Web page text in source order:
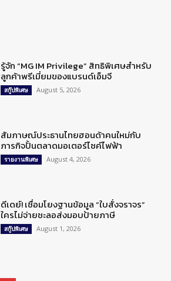
รู้จัก “MG IM Privilege” สิทธิพิเศษสำหรับ
ลูกค้าพรีเมี่ยมของแบรนด์เอ็มจี
สกู๊ปพิเศษ August 5, 2026
สัมภาษณ์ประธานไทยฮอนด้าคนใหม่กับ
ภารกิจปั้นตลาดมอเตอร์ไซค์ไฟฟ้า
รายงานพิเศษ August 4, 2026
ดีเดย์! เชื่อมโยงฐานข้อมูล “ใบสั่งจราจร”
ใครไม่จ่ายชะลอส่งมอบป้ายภาษี
สกู๊ปพิเศษ August 1, 2026